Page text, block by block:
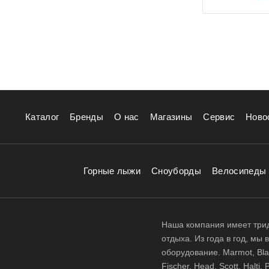
Каталог Бренды О нас Магазины Сервис
Горные лыжи Сноуборды Велосипеды
Наша компания имеет
отдыха. Из года в год, мы
оборудование. Marmot,
Fischer, Head, Scott, Halti,